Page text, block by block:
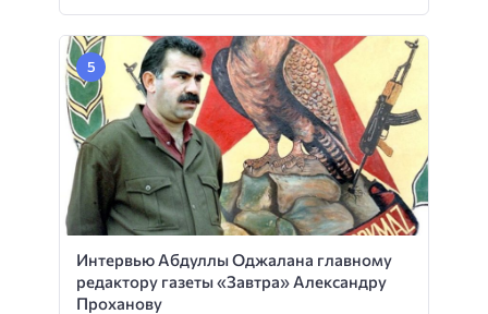
Интервью Абдуллы Оджалана главному
редактору газеты «Завтра» Александру
Проханову